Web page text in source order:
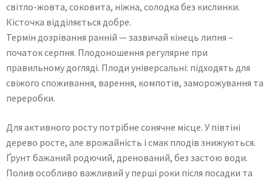
світло-жовта, соковита, ніжна, солодка без кислинки.
Кісточка відділяється добре.
Термін дозрівання ранній — зазвичай кінець липня –
початок серпня. Плодоношення регулярне при
правильному догляді. Плоди універсальні: підходять для
свіжого споживання, варення, компотів, заморожування та
переробки.
Для активного росту потрібне сонячне місце. У півтіні
дерево росте, але врожайність і смак плодів знижуються.
Ґрунт бажаний родючий, дренований, без застою води.
Полив особливо важливий у перші роки після посадки та